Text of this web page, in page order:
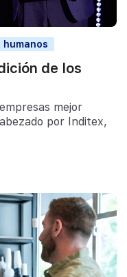
de los
mejor
por Inditex,